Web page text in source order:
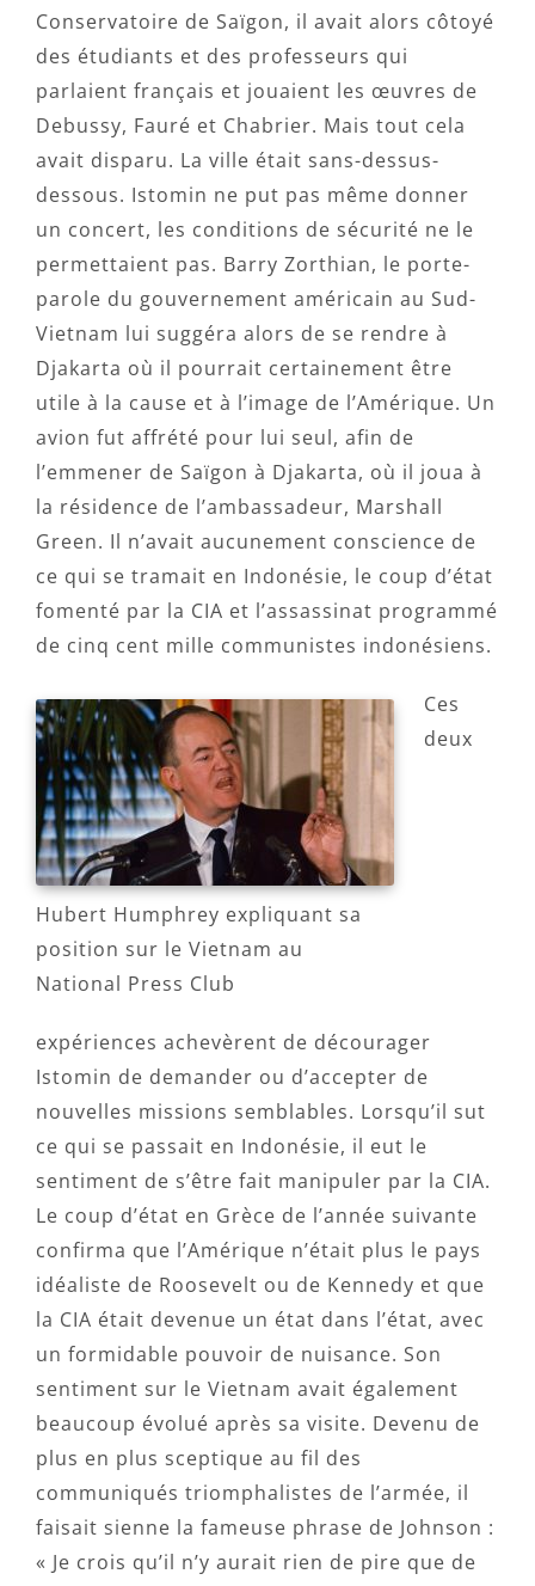
Conservatoire de Saïgon, il avait alors côtoyé
des étudiants et des professeurs qui
parlaient français et jouaient les œuvres de
Debussy, Fauré et Chabrier. Mais tout cela
avait disparu. La ville était sans-dessus-
dessous. Istomin ne put pas même donner
un concert, les conditions de sécurité ne le
permettaient pas. Barry Zorthian, le porte-
parole du gouvernement américain au Sud-
Vietnam lui suggéra alors de se rendre à
Djakarta où il pourrait certainement être
utile à la cause et à l’image de l’Amérique. Un
avion fut affrété pour lui seul, afin de
l’emmener de Saïgon à Djakarta, où il joua à
la résidence de l’ambassadeur, Marshall
Green. Il n’avait aucunement conscience de
ce qui se tramait en Indonésie, le coup d’état
fomenté par la CIA et l’assassinat programmé
de cinq cent mille communistes indonésiens.
Hubert Humphrey expliquant sa
position sur le Vietnam au
National Press Club
Ces
deux
expériences achevèrent de décourager
Istomin de demander ou d’accepter de
nouvelles missions semblables. Lorsqu’il sut
ce qui se passait en Indonésie, il eut le
sentiment de s’être fait manipuler par la CIA.
Le coup d’état en Grèce de l’année suivante
confirma que l’Amérique n’était plus le pays
idéaliste de Roosevelt ou de Kennedy et que
la CIA était devenue un état dans l’état, avec
un formidable pouvoir de nuisance. Son
sentiment sur le Vietnam avait également
beaucoup évolué après sa visite. Devenu de
plus en plus sceptique au fil des
communiqués triomphalistes de l’armée, il
faisait sienne la fameuse phrase de Johnson :
« Je crois qu’il n’y aurait rien de pire que de